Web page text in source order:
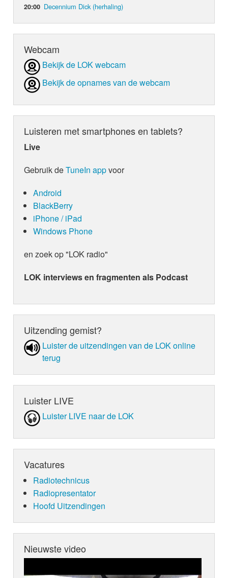
20:00 Decennium Dick (herhaling)
Webcam
Bekijk de LOK webcam
Bekijk de opnames van de webcam
Luisteren met smartphones en tablets?
Live
Gebruik deTuneIn appvoor
Android
BlackBerry
iPhone / iPad
Windows Phone
en zoek op "LOK radio"
LOK interviews en fragmenten als Podcast
Uitzending gemist?
Luister de uit­zen­din­gen van de LOK online
terug
Luister LIVE
Luister LIVE naar de LOK
Vacatures
Radiotechnicus
Radiopresentator
Hoofd Uitzendingen
Nieuwste video